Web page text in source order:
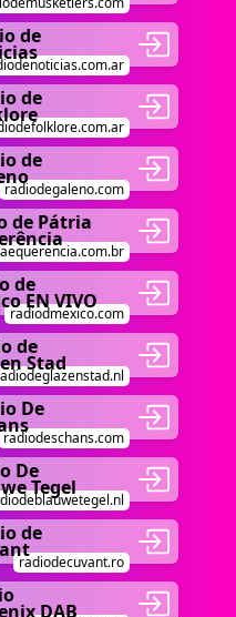
de
de
de
radiodegaleno.com
de Pátria
de
EN VIVO
radiodmexico.com
de
Stad
De
radiodeschans.com
De
Tegel
de
radiodecuvant.ro
DAB